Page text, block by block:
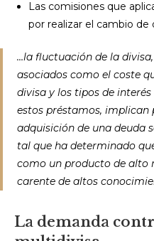
Las comisiones que
por realizar el cambio de
…la fluctuación de la
asociados como el coste
divisa y los tipos de
estos préstamos, implican
adquisición de una deuda
tal que ha determinado
como un producto de alto
carente de altos
La demanda